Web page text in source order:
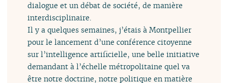
dialogue et un débat de société, de manière
interdisciplinaire.
Il y a quelques semaines, j’étais à Montpellier
pour le lancement d’une conférence citoyenne
sur l’intelligence artificielle, une belle initiative
demandant à l’échelle métropolitaine quel va
être notre doctrine, notre politique en matière